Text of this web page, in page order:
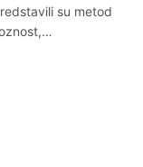
su metod